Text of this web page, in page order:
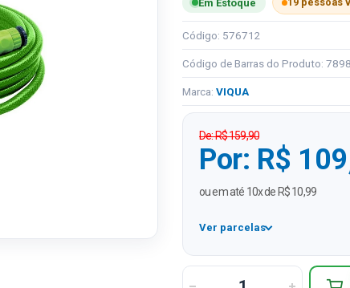
Em Estoque
Código: 576712
Código de Barras do Produto:
Marca: VIQUA
De: R$ 159,90
Por: R$
ou em até 10x de R$ 10,99
Ver parcelas
1x